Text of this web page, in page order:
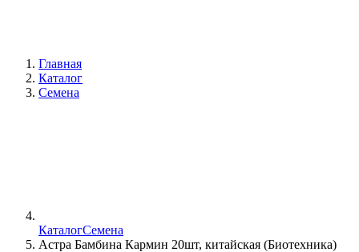
Главная
Каталог
Семена
КаталогСемена
Астра Бамбина Кармин 20шт, китайская (Биотехника)